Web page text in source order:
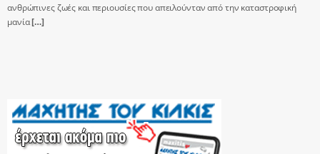
ανθρώπινες ζωές και περιουσίες που απειλούνταν από την καταστροφική
μανία[…]